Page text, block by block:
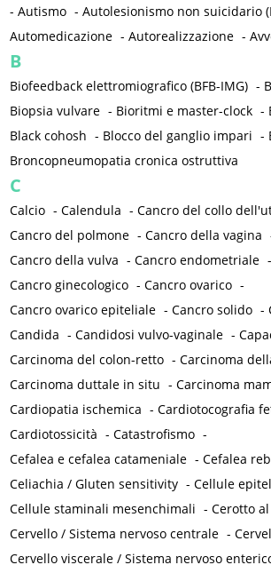
-Autismo -Autolesionismo non suicidario
Automedicazione -Autorealizzazione -
B
Biofeedback elettromiografico (BFB-IMG) -
Biopsia vulvare - Bioritmi e master-clock -
Black cohosh - Blocco del ganglio impari -
Broncopneumopatia cronica ostruttiva
C
Calcio -Calendula -Cancro del collo
Cancro del polmone -Cancro della vagina
Cancro della vulva -Cancro endometriale -
Cancro ginecologico -Cancro ovarico -
Cancro ovarico epiteliale -Cancro solido -
Candida -Candidosi vulvo-vaginale -
Carcinoma del colon-retto -Carcinoma
Carcinoma duttale in situ -Carcinoma
Cardiopatia ischemica -Cardiotocografia
Cardiotossicità -Catastrofismo -
Cefalea e cefalea catameniale -Cefalea
Celiachia / Gluten sensitivity -Cellule
Cellule staminali mesenchimali -Cerotto
Cervello / Sistema nervoso centrale -
Cervello viscerale / Sistema nervoso